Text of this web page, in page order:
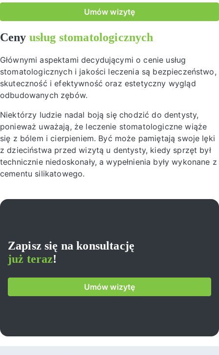
Umów wizytę
Ceny usług stomatologicznych
Głównymi aspektami decydującymi o cenie usług
stomatologicznych i jakości leczenia są bezpieczeństwo,
skuteczność i efektywność oraz estetyczny wygląd
odbudowanych zębów.
Niektórzy ludzie nadal boją się chodzić do dentysty,
ponieważ uważają, że leczenie stomatologiczne wiąże
się z bólem i cierpieniem. Być może pamiętają swoje lęki
z dzieciństwa przed wizytą u dentysty, kiedy sprzęt był
technicznie niedoskonały, a wypełnienia były wykonane z
cementu silikatowego.
Zapisz się na konsultację
już teraz!
Umów wizytę